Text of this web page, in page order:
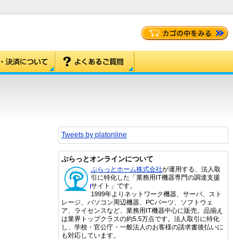
Tweets by platonline
ぷらっとオンラインについて
ぷらっとホーム株式会社が運用する、法人取
引に特化した「業務用IT機器専門の調達支援
サイト」です。
1999年よりネットワーク機器、サーバ、スト
レージ、パソコン周辺機器、PCパーツ、ソフトウェ
ア、ライセンスなど、業務用IT機器中心に販売。品揃え
は業界トップクラスの約5.5万点です。法人取引に特化
し、学校・官公庁・一般法人のお客様の請求書後払いに
も対応しています。